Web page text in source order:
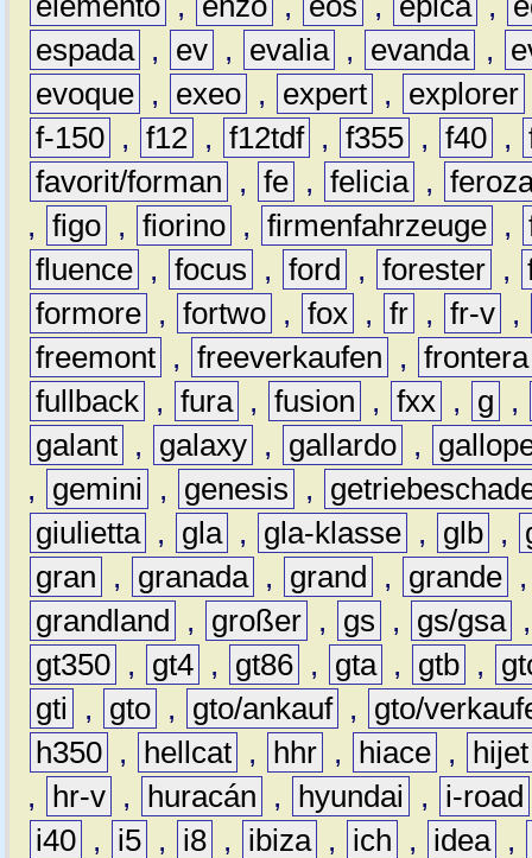
espada , ev , evalia , evanda ,
evoque , exeo , expert , explorer
f-150 , f12 , f12tdf , f355 , f40 ,
favorit/forman
, fe , felicia ,
, figo , fiorino , firmenfahrzeuge ,
fluence , focus , ford , forester ,
formore , fortwo , fox , fr , fr-v ,
freemont , freeverkaufen , frontera
fullback , fura , fusion , fxx , g
,
galant , galaxy , gallardo ,
,
gemini , genesis ,
giulietta , gla , gla-klasse , glb ,
gran
, granada , grand , grande
grandland
, großer , gs , gs/gsa
gt350 , gt4 , gt86 , gta , gtb ,
gti
, gto , gto/ankauf ,
gto/
h350 , hellcat , hhr , hiace ,
hijet
,
hr-v , huracán , hyundai ,
i-road
i40 , i5 , i8 , ibiza , ich , idea ,